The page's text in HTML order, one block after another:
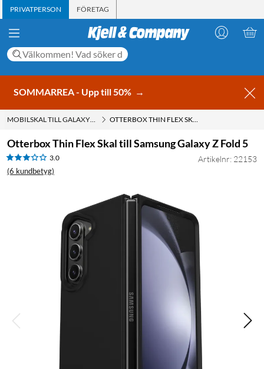
PRIVATPERSON FÖRETAG
SOMMARREA - Upp till 50% →
MOBILSKAL TILL GALAXY Z FOLD 5 OTTERBOX THIN FLEX SKAL TILL SAMSUNG GALAXY Z FOLD 5
Otterbox Thin Flex Skal till Samsung Galaxy Z Fold 5
3.0
(6 kundbetyg)
Artikelnr: 22153